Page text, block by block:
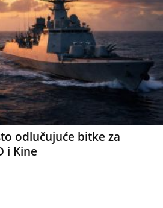
odlučujuće bitke za
i Kine